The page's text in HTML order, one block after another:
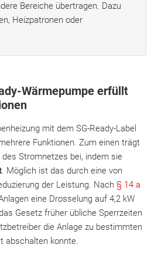
Bereiche übertragen. Dazu
Heizpatronen oder
Wärmepumpe erfüllt
mit dem SG-Ready-Label
Funktionen. Zum einen trägt
Stromnetzes bei, indem sie
. Möglich ist das durch eine von
der Leistung. Nach § 14 a
eine Drosselung auf 4,2 kW
Gesetz früher übliche Sperrzeiten
die Anlage zu bestimmten
abschalten konnte.